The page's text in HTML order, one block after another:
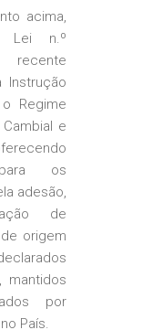
acima,
Lei n.º
Instrução
o Regime
e
os
adesão,
de
origem
mantidos
por
País.